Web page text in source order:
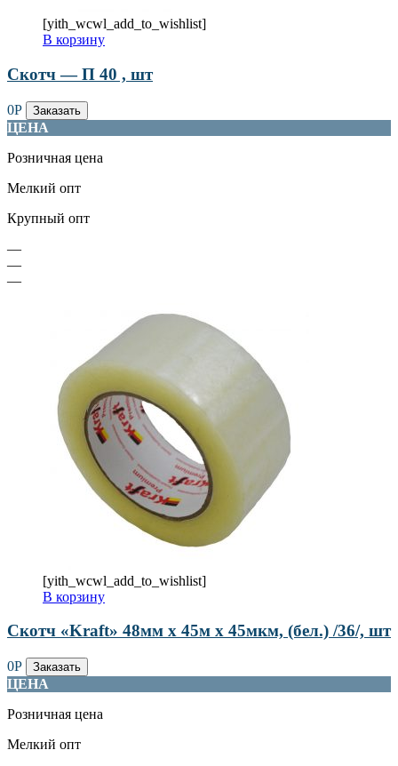
[yith_wcwl_add_to_wishlist]
В корзину
Скотч — П 40 , шт
0Р Заказать
ЦЕНА
Розничная цена
Мелкий опт
Крупный опт
—
—
—
[yith_wcwl_add_to_wishlist]
В корзину
Скотч «Kraft» 48мм х 45м х 45мкм, (бел.) /36/, шт
0Р Заказать
ЦЕНА
Розничная цена
Мелкий опт